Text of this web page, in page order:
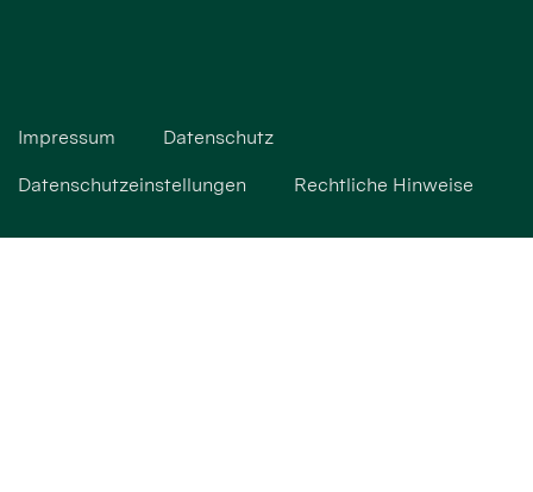
Impressum Datenschutz
Datenschutzeinstellungen Rechtliche Hinweise